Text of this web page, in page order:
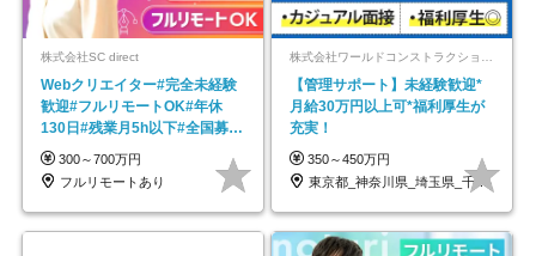
株式会社SC direct
Webクリエイター#完全未経験
歓迎#フルリモートOK#年休
130日#残業月5h以下#全国募集
#最大1年の研修
300～700万円
フルリモートあり
【管理サポート】未経験歓迎*
月給30万円以上可*福利厚生が
充実！
350～450万円
東京都_神奈川県_埼玉県_千葉県_大阪府…